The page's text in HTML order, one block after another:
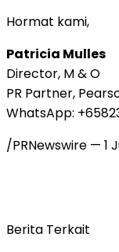
Hormat kami,
Patricia Mulles
Director, M & O
PR Partner,
WhatsApp:
/PRNewswire — 1
Berita Terkait